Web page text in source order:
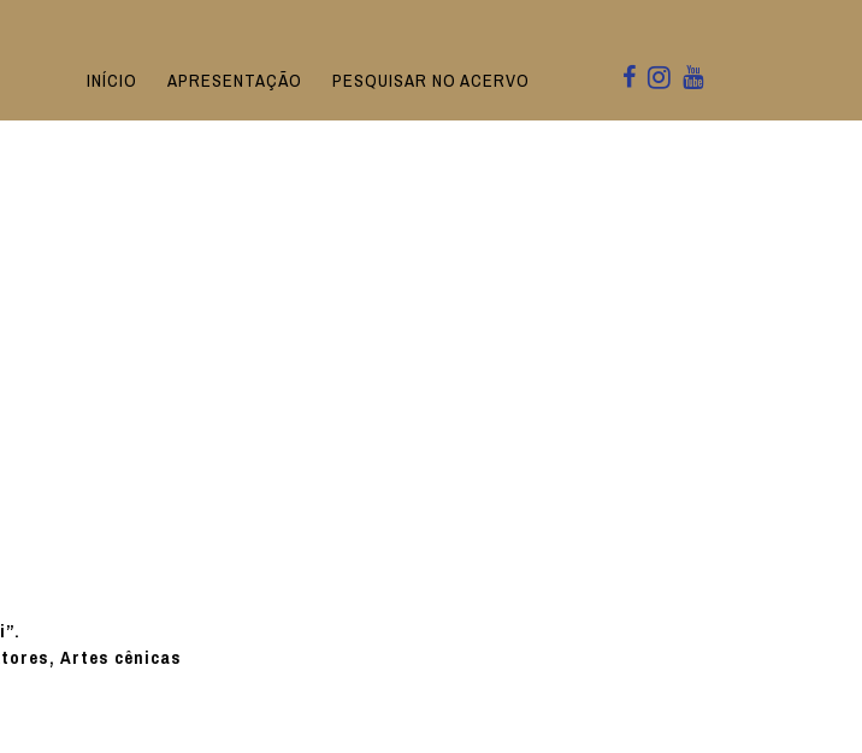
PESQUISAR NO ACERVO
APRESENTAÇÃO
INÍCIO
Artes cênicas